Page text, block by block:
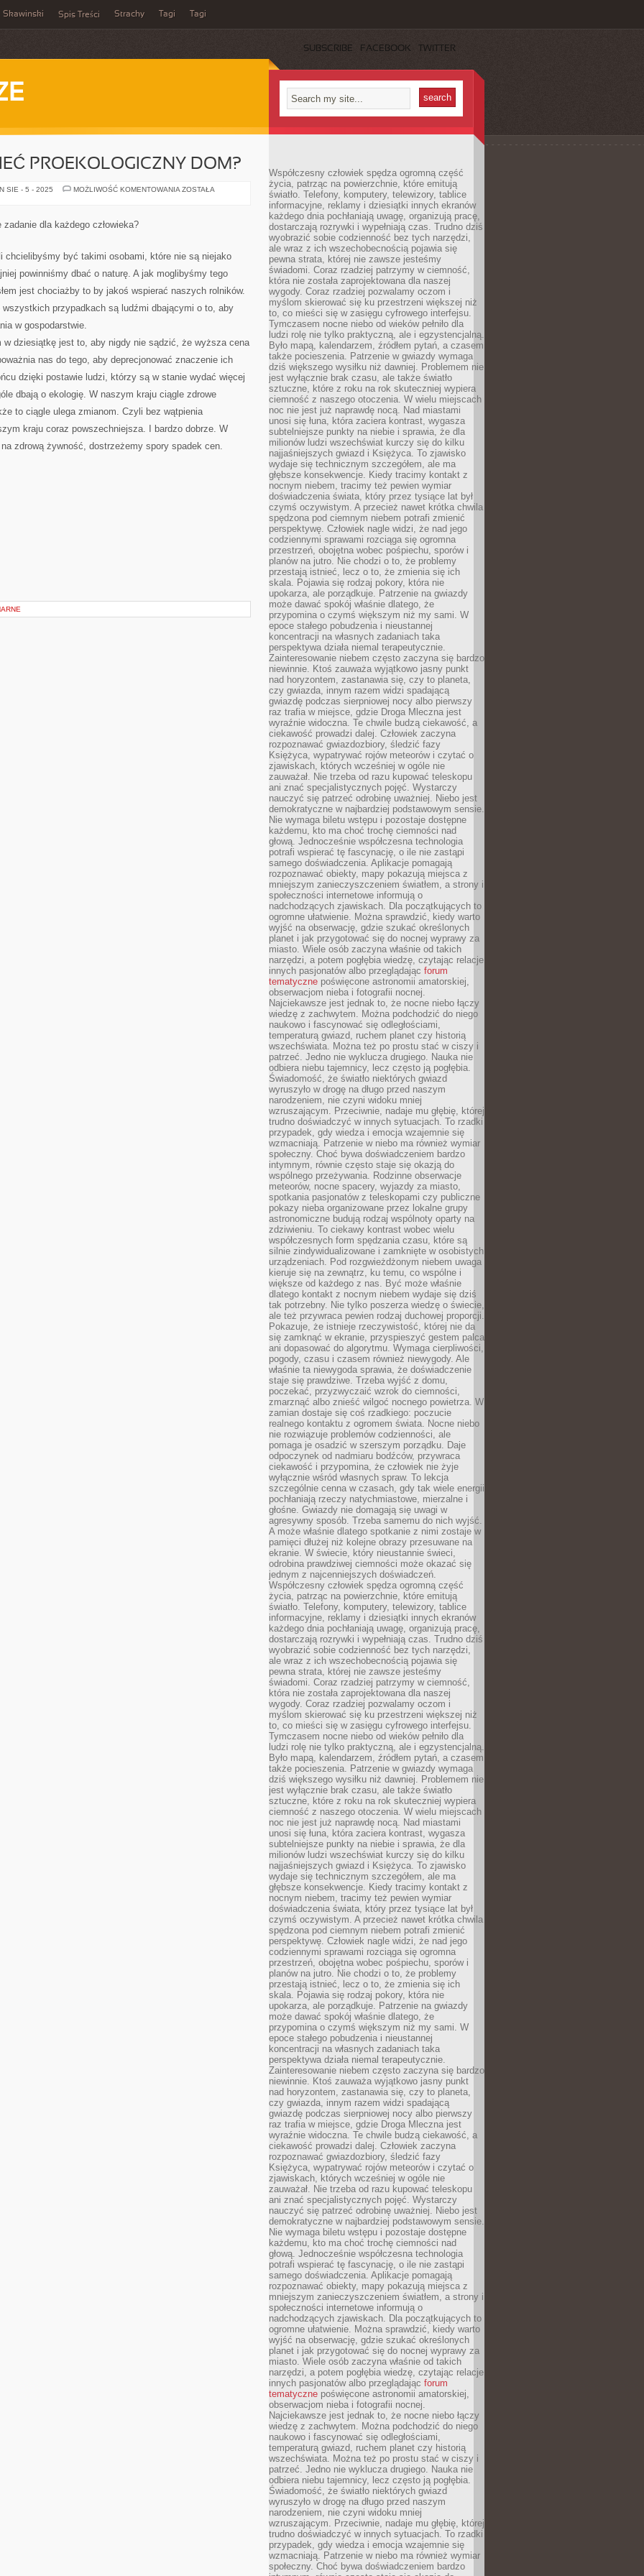
Skawinski Spis Treści Strachy Tagi Tagi
SUBSCRIBE FACEBOOK TWITTER
PROEKOLOGICZNY DOM?
SIE - 5 - 2025 MOŻLIWOŚĆ KOMENTOWANIA CO
ZOSTAŁA
dla każdego człowieka?
chcielibyśmy być takimi osobami, które nie są niejako
powinniśmy dbać o naturę. A jak moglibyśmy tego
jest chociażby to by jakoś wspierać naszych rolników.
wszystkich przypadkach są ludźmi dbającymi o to, aby
w gospodarstwie.
w dziesiątkę jest to, aby nigdy nie sądzić, że wyższa cena
nas do tego, aby deprecjonować znaczenie ich
dzięki postawie ludzi, którzy są w stanie wydać więcej
dbają o ekologię. W naszym kraju ciągle zdrowe
to ciągle ulega zmianom. Czyli bez wątpienia
kraju coraz powszechniejsza. I bardzo dobrze. W
zdrową żywność, dostrzeżemy spory spadek cen.
Współczesny człowiek spędza ogromną część
życia, patrząc na powierzchnie, które emitują
światło. Telefony, komputery, telewizory, tablice
informacyjne, reklamy i dziesiątki innych ekranów
każdego dnia pochłaniają uwagę, organizują pracę,
dostarczają rozrywki i wypełniają czas. Trudno dziś
wyobrazić sobie codzienność bez tych narzędzi,
ale wraz z ich wszechobecnością pojawia się
pewna strata, której nie zawsze jesteśmy
świadomi. Coraz rzadziej patrzymy w ciemność,
która nie została zaprojektowana dla naszej
wygody. Coraz rzadziej pozwalamy oczom i
myślom skierować się ku przestrzeni większej niż
to, co mieści się w zasięgu cyfrowego interfejsu.
Tymczasem nocne niebo od wieków pełniło dla
ludzi rolę nie tylko praktyczną, ale i egzystencjalną.
Było mapą, kalendarzem, źródłem pytań, a czasem
także pocieszenia. Patrzenie w gwiazdy wymaga
dziś większego wysiłku niż dawniej. Problemem nie
jest wyłącznie brak czasu, ale także światło
sztuczne, które z roku na rok skuteczniej wypiera
ciemność z naszego otoczenia. W wielu miejscach
noc nie jest już naprawdę nocą. Nad miastami
unosi się łuna, która zaciera kontrast, wygasza
subtelniejsze punkty na niebie i sprawia, że dla
milionów ludzi wszechświat kurczy się do kilku
najjaśniejszych gwiazd i Księżyca. To zjawisko
wydaje się technicznym szczegółem, ale ma
głębsze konsekwencje. Kiedy tracimy kontakt z
nocnym niebem, tracimy też pewien wymiar
doświadczenia świata, który przez tysiące lat był
czymś oczywistym. A przecież nawet krótka chwila
spędzona pod ciemnym niebem potrafi zmienić
perspektywę. Człowiek nagle widzi, że nad jego
codziennymi sprawami rozciąga się ogromna
przestrzeń, obojętna wobec pośpiechu, sporów i
planów na jutro. Nie chodzi o to, że problemy
przestają istnieć, lecz o to, że zmienia się ich
skala. Pojawia się rodzaj pokory, która nie
upokarza, ale porządkuje. Patrzenie na gwiazdy
może dawać spokój właśnie dlatego, że
przypomina o czymś większym niż my sami. W
epoce stałego pobudzenia i nieustannej
koncentracji na własnych zadaniach taka
perspektywa działa niemal terapeutycznie.
Zainteresowanie niebem często zaczyna się bardzo
niewinnie. Ktoś zauważa wyjątkowo jasny punkt
nad horyzontem, zastanawia się, czy to planeta,
czy gwiazda, innym razem widzi spadającą
gwiazdę podczas sierpniowej nocy albo pierwszy
raz trafia w miejsce, gdzie Droga Mleczna jest
wyraźnie widoczna. Te chwile budzą ciekawość, a
ciekawość prowadzi dalej. Człowiek zaczyna
rozpoznawać gwiazdozbiory, śledzić fazy
Księżyca, wypatrywać rojów meteorów i czytać o
zjawiskach, których wcześniej w ogóle nie
zauważał. Nie trzeba od razu kupować teleskopu
ani znać specjalistycznych pojęć. Wystarczy
nauczyć się patrzeć odrobinę uważniej. Niebo jest
demokratyczne w najbardziej podstawowym sensie.
Nie wymaga biletu wstępu i pozostaje dostępne
każdemu, kto ma choć trochę ciemności nad
głową. Jednocześnie współczesna technologia
potrafi wspierać tę fascynację, o ile nie zastąpi
samego doświadczenia. Aplikacje pomagają
rozpoznawać obiekty, mapy pokazują miejsca z
mniejszym zanieczyszczeniem światłem, a strony i
społeczności internetowe informują o
nadchodzących zjawiskach. Dla początkujących to
ogromne ułatwienie. Można sprawdzić, kiedy warto
wyjść na obserwację, gdzie szukać określonych
planet i jak przygotować się do nocnej wyprawy za
miasto. Wiele osób zaczyna właśnie od takich
narzędzi, a potem pogłębia wiedzę, czytając relacje
innych pasjonatów albo przeglądając forum
tematyczne poświęcone astronomii amatorskiej,
obserwacjom nieba i fotografii nocnej.
Najciekawsze jest jednak to, że nocne niebo łączy
wiedzę z zachwytem. Można podchodzić do niego
naukowo i fascynować się odległościami,
temperaturą gwiazd, ruchem planet czy historią
wszechświata. Można też po prostu stać w ciszy i
patrzeć. Jedno nie wyklucza drugiego. Nauka nie
odbiera niebu tajemnicy, lecz często ją pogłębia.
Świadomość, że światło niektórych gwiazd
wyruszyło w drogę na długo przed naszym
narodzeniem, nie czyni widoku mniej
wzruszającym. Przeciwnie, nadaje mu głębię, której
trudno doświadczyć w innych sytuacjach. To rzadki
przypadek, gdy wiedza i emocja wzajemnie się
wzmacniają. Patrzenie w niebo ma również wymiar
społeczny. Choć bywa doświadczeniem bardzo
intymnym, równie często staje się okazją do
wspólnego przeżywania. Rodzinne obserwacje
meteorów, nocne spacery, wyjazdy za miasto,
spotkania pasjonatów z teleskopami czy publiczne
pokazy nieba organizowane przez lokalne grupy
astronomiczne budują rodzaj wspólnoty oparty na
zdziwieniu. To ciekawy kontrast wobec wielu
współczesnych form spędzania czasu, które są
silnie zindywidualizowane i zamknięte w osobistych
urządzeniach. Pod rozgwieżdżonym niebem uwaga
kieruje się na zewnątrz, ku temu, co wspólne i
większe od każdego z nas. Być może właśnie
dlatego kontakt z nocnym niebem wydaje się dziś
tak potrzebny. Nie tylko poszerza wiedzę o świecie,
ale też przywraca pewien rodzaj duchowej proporcji.
Pokazuje, że istnieje rzeczywistość, której nie da
się zamknąć w ekranie, przyspieszyć gestem palca
ani dopasować do algorytmu. Wymaga cierpliwości,
pogody, czasu i czasem również niewygody. Ale
właśnie ta niewygoda sprawia, że doświadczenie
staje się prawdziwe. Trzeba wyjść z domu,
poczekać, przyzwyczaić wzrok do ciemności,
zmarznąć albo znieść wilgoć nocnego powietrza. W
zamian dostaje się coś rzadkiego: poczucie
realnego kontaktu z ogromem świata. Nocne niebo
nie rozwiązuje problemów codzienności, ale
pomaga je osadzić w szerszym porządku. Daje
odpoczynek od nadmiaru bodźców, przywraca
ciekawość i przypomina, że człowiek nie żyje
wyłącznie wśród własnych spraw. To lekcja
szczególnie cenna w czasach, gdy tak wiele energii
pochłaniają rzeczy natychmiastowe, mierzalne i
głośne. Gwiazdy nie domagają się uwagi w
agresywny sposób. Trzeba samemu do nich wyjść.
A może właśnie dlatego spotkanie z nimi zostaje w
pamięci dłużej niż kolejne obrazy przesuwane na
ekranie. W świecie, który nieustannie świeci,
odrobina prawdziwej ciemności może okazać się
jednym z najcenniejszych doświadczeń.
Współczesny człowiek spędza ogromną część
życia, patrząc na powierzchnie, które emitują
światło. Telefony, komputery, telewizory, tablice
informacyjne, reklamy i dziesiątki innych ekranów
każdego dnia pochłaniają uwagę, organizują pracę,
dostarczają rozrywki i wypełniają czas. Trudno dziś
wyobrazić sobie codzienność bez tych narzędzi,
ale wraz z ich wszechobecnością pojawia się
pewna strata, której nie zawsze jesteśmy
świadomi. Coraz rzadziej patrzymy w ciemność,
która nie została zaprojektowana dla naszej
wygody. Coraz rzadziej pozwalamy oczom i
myślom skierować się ku przestrzeni większej niż
to, co mieści się w zasięgu cyfrowego interfejsu.
Tymczasem nocne niebo od wieków pełniło dla
ludzi rolę nie tylko praktyczną, ale i egzystencjalną.
Było mapą, kalendarzem, źródłem pytań, a czasem
także pocieszenia. Patrzenie w gwiazdy wymaga
dziś większego wysiłku niż dawniej. Problemem nie
jest wyłącznie brak czasu, ale także światło
sztuczne, które z roku na rok skuteczniej wypiera
ciemność z naszego otoczenia. W wielu miejscach
noc nie jest już naprawdę nocą. Nad miastami
unosi się łuna, która zaciera kontrast, wygasza
subtelniejsze punkty na niebie i sprawia, że dla
milionów ludzi wszechświat kurczy się do kilku
najjaśniejszych gwiazd i Księżyca. To zjawisko
wydaje się technicznym szczegółem, ale ma
głębsze konsekwencje. Kiedy tracimy kontakt z
nocnym niebem, tracimy też pewien wymiar
doświadczenia świata, który przez tysiące lat był
czymś oczywistym. A przecież nawet krótka chwila
spędzona pod ciemnym niebem potrafi zmienić
perspektywę. Człowiek nagle widzi, że nad jego
codziennymi sprawami rozciąga się ogromna
przestrzeń, obojętna wobec pośpiechu, sporów i
planów na jutro. Nie chodzi o to, że problemy
przestają istnieć, lecz o to, że zmienia się ich
skala. Pojawia się rodzaj pokory, która nie
upokarza, ale porządkuje. Patrzenie na gwiazdy
może dawać spokój właśnie dlatego, że
przypomina o czymś większym niż my sami. W
epoce stałego pobudzenia i nieustannej
koncentracji na własnych zadaniach taka
perspektywa działa niemal terapeutycznie.
Zainteresowanie niebem często zaczyna się bardzo
niewinnie. Ktoś zauważa wyjątkowo jasny punkt
nad horyzontem, zastanawia się, czy to planeta,
czy gwiazda, innym razem widzi spadającą
gwiazdę podczas sierpniowej nocy albo pierwszy
raz trafia w miejsce, gdzie Droga Mleczna jest
wyraźnie widoczna. Te chwile budzą ciekawość, a
ciekawość prowadzi dalej. Człowiek zaczyna
rozpoznawać gwiazdozbiory, śledzić fazy
Księżyca, wypatrywać rojów meteorów i czytać o
zjawiskach, których wcześniej w ogóle nie
zauważał. Nie trzeba od razu kupować teleskopu
ani znać specjalistycznych pojęć. Wystarczy
nauczyć się patrzeć odrobinę uważniej. Niebo jest
demokratyczne w najbardziej podstawowym sensie.
Nie wymaga biletu wstępu i pozostaje dostępne
każdemu, kto ma choć trochę ciemności nad
głową. Jednocześnie współczesna technologia
potrafi wspierać tę fascynację, o ile nie zastąpi
samego doświadczenia. Aplikacje pomagają
rozpoznawać obiekty, mapy pokazują miejsca z
mniejszym zanieczyszczeniem światłem, a strony i
społeczności internetowe informują o
nadchodzących zjawiskach. Dla początkujących to
ogromne ułatwienie. Można sprawdzić, kiedy warto
wyjść na obserwację, gdzie szukać określonych
planet i jak przygotować się do nocnej wyprawy za
miasto. Wiele osób zaczyna właśnie od takich
narzędzi, a potem pogłębia wiedzę, czytając relacje
innych pasjonatów albo przeglądając forum
tematyczne poświęcone astronomii amatorskiej,
obserwacjom nieba i fotografii nocnej.
Najciekawsze jest jednak to, że nocne niebo łączy
wiedzę z zachwytem. Można podchodzić do niego
naukowo i fascynować się odległościami,
temperaturą gwiazd, ruchem planet czy historią
wszechświata. Można też po prostu stać w ciszy i
patrzeć. Jedno nie wyklucza drugiego. Nauka nie
odbiera niebu tajemnicy, lecz często ją pogłębia.
Świadomość, że światło niektórych gwiazd
wyruszyło w drogę na długo przed naszym
narodzeniem, nie czyni widoku mniej
wzruszającym. Przeciwnie, nadaje mu głębię, której
trudno doświadczyć w innych sytuacjach. To rzadki
przypadek, gdy wiedza i emocja wzajemnie się
wzmacniają. Patrzenie w niebo ma również wymiar
społeczny. Choć bywa doświadczeniem bardzo